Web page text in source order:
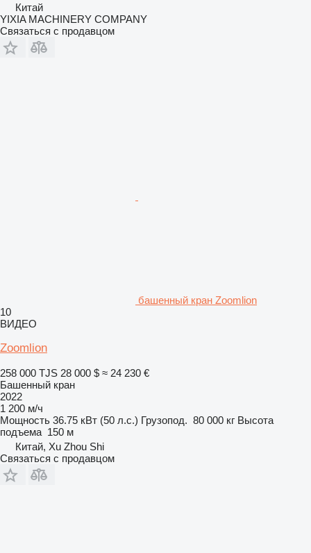
Китай
YIXIA MACHINERY COMPANY
Связаться с продавцом
башенный кран Zoomlion
10
ВИДЕО
Zoomlion
258 000 TJS 28 000 $ ≈ 24 230 €
Башенный кран
2022
1 200 м/ч
Мощность 36.75 кВт (50 л.с.) Грузопод. 80 000 кг Высота
подъема 150 м
Китай, Xu Zhou Shi
Связаться с продавцом